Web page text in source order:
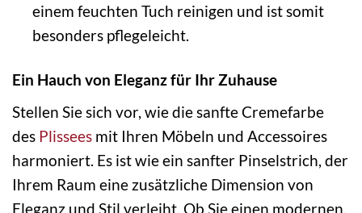
einem feuchten Tuch reinigen und ist somit
besonders pflegeleicht.
Ein Hauch von Eleganz für Ihr Zuhause
Stellen Sie sich vor, wie die sanfte Cremefarbe
des Plissees mit Ihren Möbeln und Accessoires
harmoniert. Es ist wie ein sanfter Pinselstrich, der
Ihrem Raum eine zusätzliche Dimension von
Eleganz und Stil verleiht. Ob Sie einen modernen,